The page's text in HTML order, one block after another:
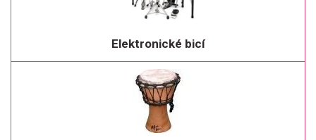
Elektronické bicí